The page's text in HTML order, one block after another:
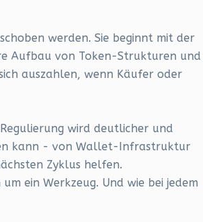
werden. Sie beginnt mit der
Aufbau von Token-Strukturen und
auszahlen, wenn Käufer oder
wird deutlicher und
kann - von Wallet-Infrastruktur
Zyklus helfen.
ein Werkzeug. Und wie bei jedem